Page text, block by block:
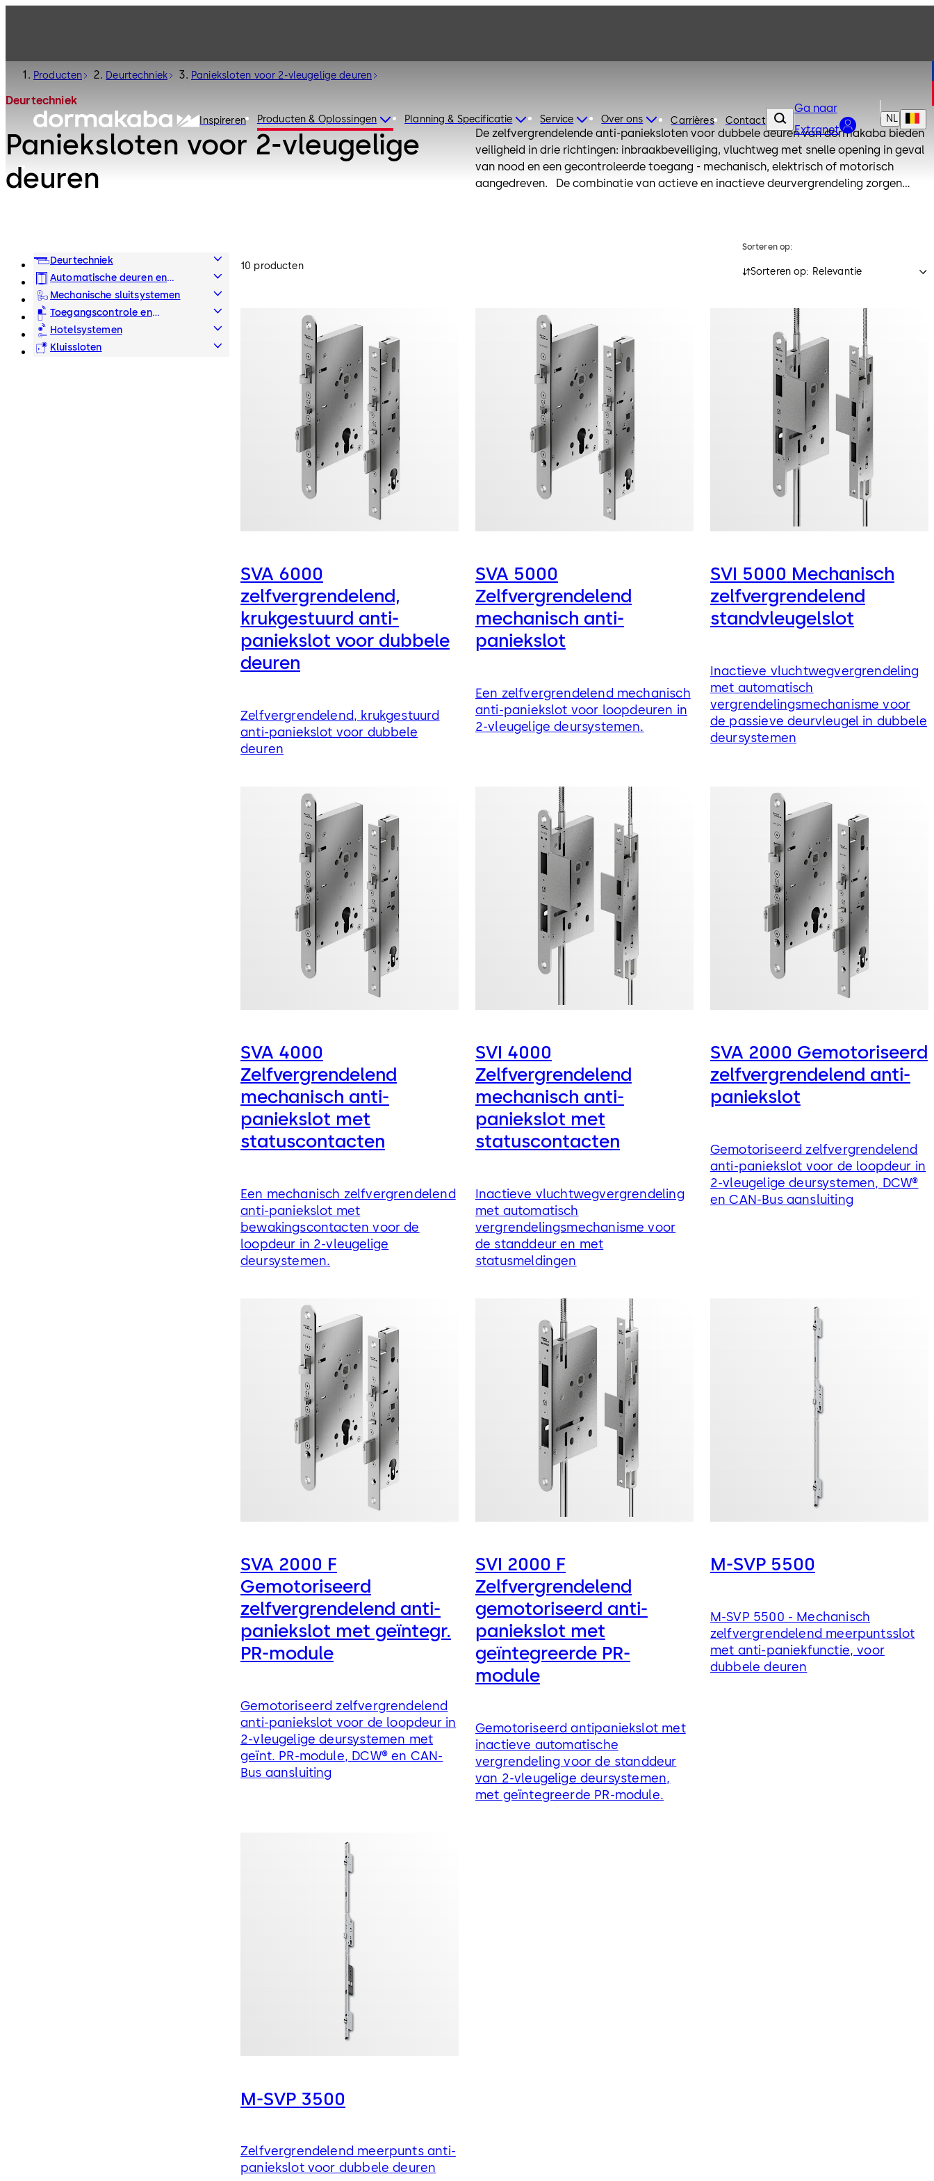
Inspireren Producten & Oplossingen Planning & Specificatie Service Over ons Carrières Contact
Ga naar
Extranet
NL
Producten Deurtechniek Panieksloten voor 2-vleugelige deuren
Deurtechniek
Panieksloten voor 2-vleugelige
deuren
De zelfvergrendelende anti-panieksloten voor dubbele deuren van dormakaba bieden
veiligheid in drie richtingen: inbraakbeveiliging, vluchtweg met snelle opening in geval
van nood en een gecontroleerde toegang - mechanisch, elektrisch of motorisch
aangedreven. De combinatie van actieve en inactieve deurvergrendeling zorgen
nachtschoot van het slot betrouwbaar en verzekeringstechnisch vergrendelt. Er zijn
varianten voor houten deuren en kaderprofieldeuren verkrijgbaar.
Deurtechniek
Automatische deuren en
beveiligingsdeuren
Mechanische sluitsystemen
Toegangscontrole en
tijdregistratie
Hotelsystemen
Kluissloten
Sorteren op:
Sorteren op: Relevantie
10 producten
SVA 6000
zelfvergrendelend,
krukgestuurd anti-
paniekslot voor dubbele
deuren
Zelfvergrendelend, krukgestuurd
anti-paniekslot voor dubbele
deuren
SVA 5000
Zelfvergrendelend
mechanisch anti-
paniekslot
Een zelfvergrendelend mechanisch
anti-paniekslot voor loopdeuren in
2-vleugelige deursystemen.
SVI 5000 Mechanisch
zelfvergrendelend
standvleugelslot
Inactieve vluchtwegvergrendeling
met automatisch
vergrendelingsmechanisme voor
de passieve deurvleugel in dubbele
deursystemen
SVA 4000
Zelfvergrendelend
mechanisch anti-
paniekslot met
statuscontacten
Een mechanisch zelfvergrendelend
anti-paniekslot met
bewakingscontacten voor de
loopdeur in 2-vleugelige
deursystemen.
SVI 4000
Zelfvergrendelend
mechanisch anti-
paniekslot met
statuscontacten
Inactieve vluchtwegvergrendeling
met automatisch
vergrendelingsmechanisme voor
de standdeur en met
statusmeldingen
SVA 2000 Gemotoriseerd
zelfvergrendelend anti-
paniekslot
Gemotoriseerd zelfvergrendelend
anti-paniekslot voor de loopdeur in
2-vleugelige deursystemen, DCW®
en CAN-Bus aansluiting
SVA 2000 F
Gemotoriseerd
zelfvergrendelend anti-
paniekslot met geïntegr.
PR-module
Gemotoriseerd zelfvergrendelend
anti-paniekslot voor de loopdeur in
2-vleugelige deursystemen met
geïnt. PR-module, DCW® en CAN-
Bus aansluiting
SVI 2000 F
Zelfvergrendelend
gemotoriseerd anti-
paniekslot met
geïntegreerde PR-
module
Gemotoriseerd antipaniekslot met
inactieve automatische
vergrendeling voor de standdeur
van 2-vleugelige deursystemen,
met geïntegreerde PR-module.
M-SVP 5500
M-SVP 5500 - Mechanisch
zelfvergrendelend meerpuntsslot
met anti-paniekfunctie, voor
dubbele deuren
M-SVP 3500
Zelfvergrendelend meerpunts anti-
paniekslot voor dubbele deuren